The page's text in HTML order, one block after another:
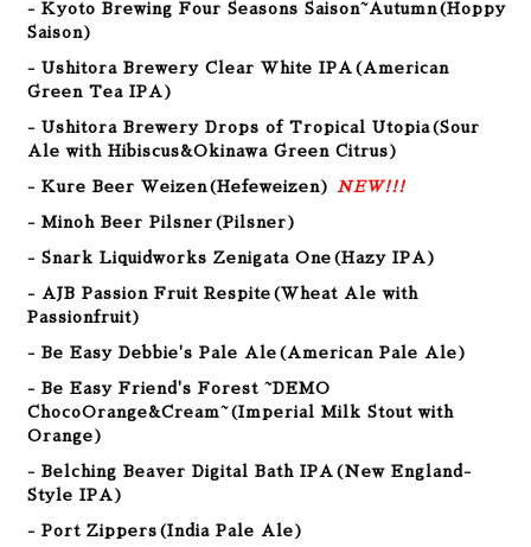
- Kyoto Brewing Four Seasons Saison~Autumn(Hoppy
Saison)
- Ushitora Brewery Clear White IPA(American
Green Tea IPA)
- Ushitora Brewery Drops of Tropical Utopia(Sour
Ale with Hibiscus&Okinawa Green Citrus)
- Kure Beer Weizen(Hefeweizen) NEW!!!
- Minoh Beer Pilsner(Pilsner)
- Snark Liquidworks Zenigata One(Hazy IPA)
- AJB Passion Fruit Respite(Wheat Ale with
Passionfruit)
- Be Easy Debbie's Pale Ale(American Pale Ale)
- Be Easy Friend's Forest ~DEMO
ChocoOrange&Cream~(Imperial Milk Stout with
Orange)
- Belching Beaver Digital Bath IPA(New England-
Style IPA)
- Port Zippers(India Pale Ale)